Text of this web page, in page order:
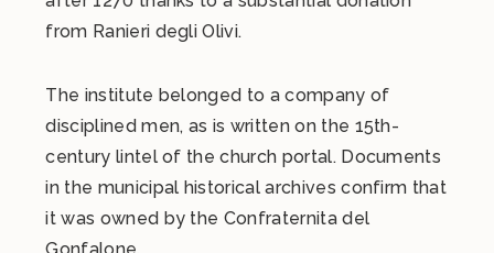
from Ranieri degli Olivi.
The institute belonged to a company of
disciplined men, as is written on the 15th-
century lintel of the church portal. Documents
in the municipal historical archives confirm that
it was owned by the Confraternita del